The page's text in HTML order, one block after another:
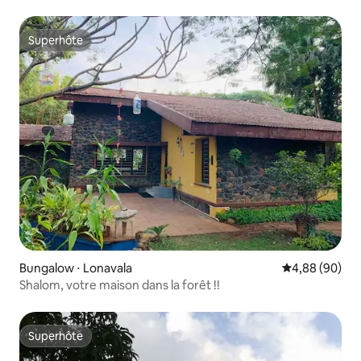
Superhôte
Superhôte
Bungalow ⋅ Lonavala Évaluation
4,88 (90)
Shalom, votre maison dans la forêt !!
Superhôte
Superhôte